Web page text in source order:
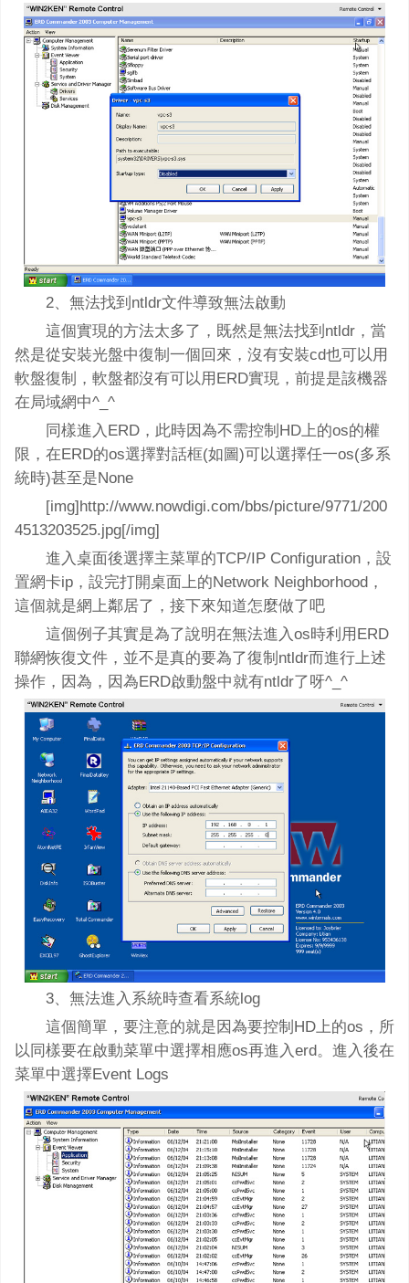
2、無法找到ntldr文件導致無法啟動
這個實現的方法太多了，既然是無法找到ntldr，當
然是從安裝光盤中復制一個回來，沒有安裝cd也可以用
軟盤復制，軟盤都沒有可以用ERD實現，前提是該機器
在局域網中^_^
同樣進入ERD，此時因為不需控制HD上的os的權
限，在ERD的os選擇對話框(如圖)可以選擇任一os(多系
統時)甚至是None
[img]http://www.nowdigi.com/bbs/picture/9771/200
4513203525.jpg[/img]
進入桌面後選擇主菜單的TCP/IP Configuration，設
置網卡ip，設完打開桌面上的Network Neighborhood，
這個就是網上鄰居了，接下來知道怎麼做了吧
這個例子其實是為了說明在無法進入os時利用ERD
聯網恢復文件，並不是真的要為了復制ntldr而進行上述
操作，因為，因為ERD啟動盤中就有ntldr了呀^_^
3、無法進入系統時查看系統log
這個簡單，要注意的就是因為要控制HD上的os，所
以同樣要在啟動菜單中選擇相應os再進入erd。進入後在
菜單中選擇Event Logs